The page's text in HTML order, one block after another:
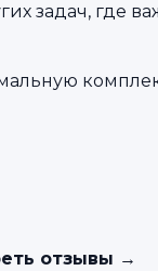
задач, где
отзывы →